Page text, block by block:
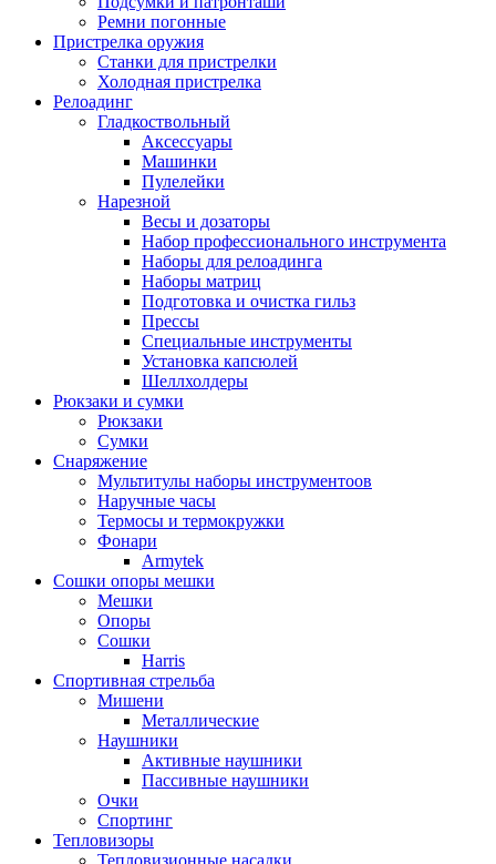
Ремни погонные
Пристрелка оружия
Станки для пристрелки
Холодная пристрелка
Релоадинг
Гладкоствольный
Аксессуары
Машинки
Пулелейки
Нарезной
Весы и дозаторы
Набор профессионального инструмента
Наборы для релоадинга
Наборы матриц
Подготовка и очистка гильз
Прессы
Специальные инструменты
Установка капсюлей
Шеллхолдеры
Рюкзаки и сумки
Рюкзаки
Сумки
Снаряжение
Мультитулы наборы инструментоов
Наручные часы
Термосы и термокружки
Фонари
Armytek
Сошки опоры мешки
Мешки
Опоры
Сошки
Harris
Спортивная стрельба
Мишени
Металлические
Наушники
Активные наушники
Пассивные наушники
Очки
Спортинг
Тепловизоры
Тепловизионные насадки